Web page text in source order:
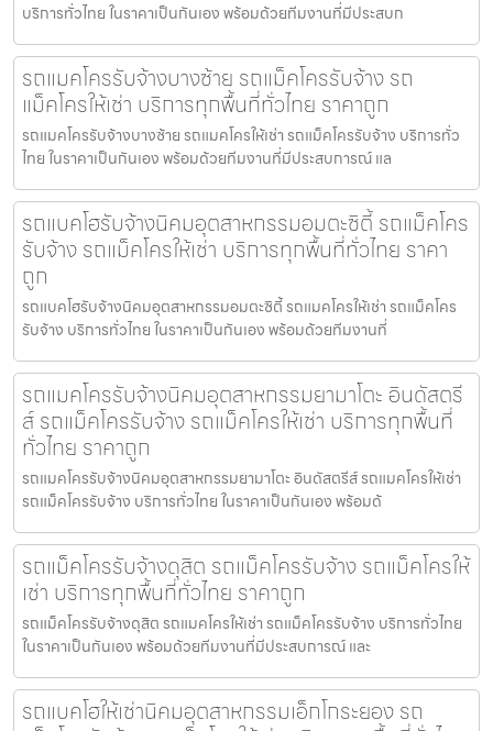
บริการทั่วไทย ในราคาเป็นกันเอง พร้อมด้วยทีมงานที่มีประสบก
รถแมคโครรับจ้างบางซ้าย รถแม็คโครรับจ้าง รถ
แม็คโครให้เช่า บริการทุกพื้นที่ทั่วไทย ราคาถูก
รถแมคโครรับจ้างบางซ้าย รถแมคโครให้เช่า รถแม็คโครรับจ้าง บริการทั่ว
ไทย ในราคาเป็นกันเอง พร้อมด้วยทีมงานที่มีประสบการณ์ แล
รถแบคโฮรับจ้างนิคมอุตสาหกรรมอมตะซิตี้ รถแม็คโคร
รับจ้าง รถแม็คโครให้เช่า บริการทุกพื้นที่ทั่วไทย ราคา
ถูก
รถแบคโฮรับจ้างนิคมอุตสาหกรรมอมตะซิตี้ รถแมคโครให้เช่า รถแม็คโคร
รับจ้าง บริการทั่วไทย ในราคาเป็นกันเอง พร้อมด้วยทีมงานที่
รถแมคโครรับจ้างนิคมอุตสาหกรรมยามาโตะ อินดัสตรี
ส์ รถแม็คโครรับจ้าง รถแม็คโครให้เช่า บริการทุกพื้นที่
ทั่วไทย ราคาถูก
รถแมคโครรับจ้างนิคมอุตสาหกรรมยามาโตะ อินดัสตรีส์ รถแมคโครให้เช่า
รถแม็คโครรับจ้าง บริการทั่วไทย ในราคาเป็นกันเอง พร้อมด้
รถแม็คโครรับจ้างดุสิต รถแม็คโครรับจ้าง รถแม็คโครให้
เช่า บริการทุกพื้นที่ทั่วไทย ราคาถูก
รถแม็คโครรับจ้างดุสิต รถแมคโครให้เช่า รถแม็คโครรับจ้าง บริการทั่วไทย
ในราคาเป็นกันเอง พร้อมด้วยทีมงานที่มีประสบการณ์ และ
รถแบคโฮให้เช่านิคมอุตสาหกรรมเอ็กโกระยอง รถ